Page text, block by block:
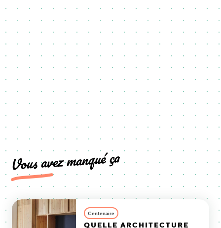
Vous avez manqué ça
Centenaire
QUELLE ARCHITECTURE